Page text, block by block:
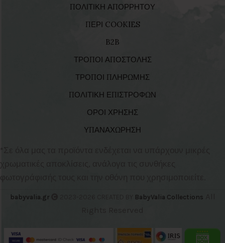
ΠΟΛΙΤΙΚΗ ΑΠΟΡΡΗΤΟΥ
ΠΕΡΙ COOKIES
B2B
ΤΡΟΠΟΙ ΑΠΟΣΤΟΛΗΣ
ΤΡΟΠΟΙ ΠΛΗΡΩΜΗΣ
ΠΟΛΙΤΙΚΗ ΕΠΙΣΤΡΟΦΩΝ
ΟΡΟΙ ΧΡΗΣΗΣ
ΥΠΑΝΑΧΩΡΗΣΗ
χρωματικές αποκλίσεις, ανάλογα τις συνθήκες
φωτογράφισής τους και την οθόνη που χρησιμοποιείτε.
babyvalia.gr BabyValia Collections